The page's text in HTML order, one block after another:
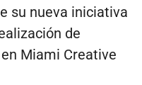
su nueva iniciativa
de
Miami Creative